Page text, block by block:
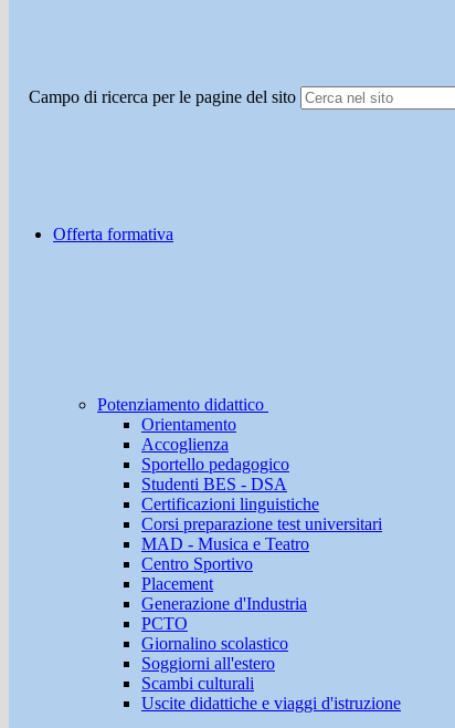
Campo di ricerca per le pagine del sito
Offerta formativa
Potenziamento didattico
Orientamento
Accoglienza
Sportello pedagogico
Studenti BES - DSA
Certificazioni linguistiche
Corsi preparazione test universitari
MAD - Musica e Teatro
Centro Sportivo
Placement
Generazione d'Industria
PCTO
Giornalino scolastico
Soggiorni all'estero
Scambi culturali
Uscite didattiche e viaggi d'istruzione